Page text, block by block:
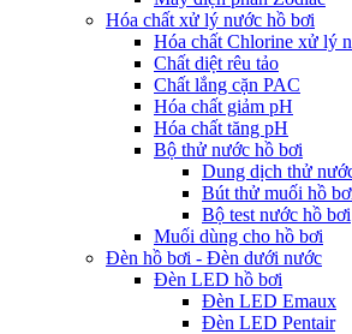
Hóa chất xử lý nước hồ bơi
Hóa chất Chlorine xử lý
Chất diệt rêu tảo
Chất lắng cặn PAC
Hóa chất giảm pH
Hóa chất tăng pH
Bộ thử nước hồ bơi
Dung dịch thử
Bút thử muối hồ
Bộ test nước hồ bơi
Muối dùng cho hồ bơi
Đèn hồ bơi - Đèn dưới nước
Đèn LED hồ bơi
Đèn LED Emaux
Đèn LED Pentair